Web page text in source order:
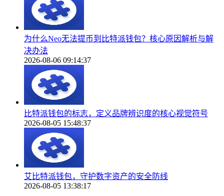
为什么Neo无法提币到比特派钱包？核心原因解析与解
决办法
2026-08-06 09:14:37
比特派钱包的标志，定义品牌辨识度的核心视觉符号
2026-08-05 15:48:37
艾比特派钱包，守护数字资产的安全防线
2026-08-05 13:38:17